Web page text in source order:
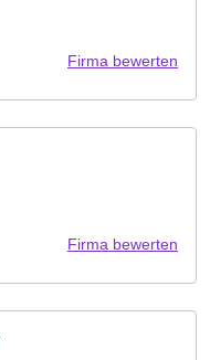
Firma bewerten
Firma bewerten